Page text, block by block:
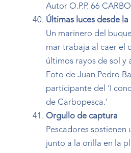
Autor O.P.P. 66
Últimas luces desde
Un marinero del
mar trabaja al caer el
últimos rayos de sol y
Foto de Juan Pedro
participante del ‘I
de Carbopesca.’
Orgullo de captura
Pescadores sostienen
junto a la orilla en la